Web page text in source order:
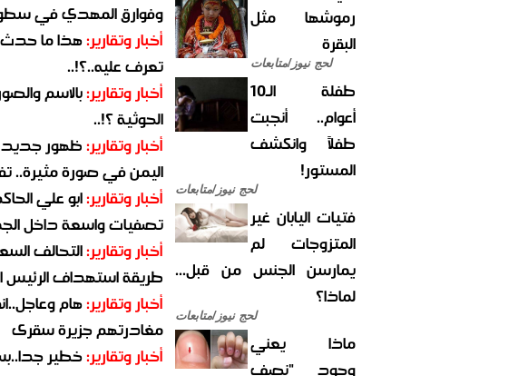
رموشها مثل
البقرة
لحج نيوز/متابعات
طفلة الـ10
أعوام.. أنجبت
طفلاً وانكشف
المستور!
لحج نيوز/متابعات
فتيات اليابان غير
المتزوجات لم
يمارسن الجنس من قبل...
لماذا؟
لحج نيوز/متابعات
ماذا يعني
وجود "نصف
وفوارق المهدي في
أخبار وتقارير:هذا ما حدث
تعرف عليه..؟!..
أخبار وتقارير:بالاسم
الحوثية ؟!..
أخبار وتقارير:ظهور جديد
اليمن في صورة مثيرة..
أخبار وتقارير:ابو علي
تصفيات واسعة داخل
أخبار وتقارير:التحالف
طريقة استهداف
أخبار وتقارير:هام
مغادرتهم جزيرة سقرى
أخبار وتقارير:خطير